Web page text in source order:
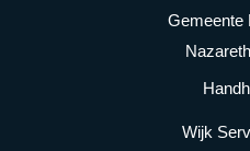
Gemeente
Wijk